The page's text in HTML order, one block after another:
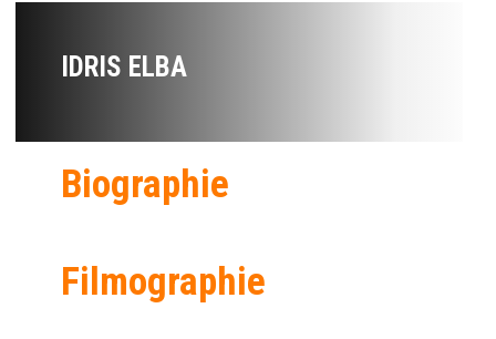
IDRIS ELBA
Biographie
Filmographie